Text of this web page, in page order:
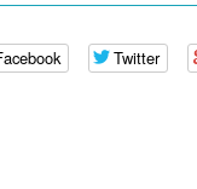
Twitter